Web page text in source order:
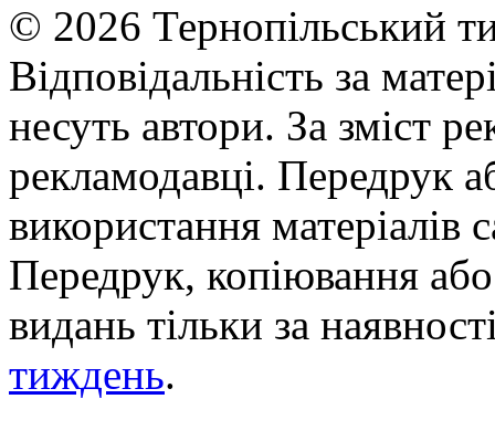
© 2026 Тернопільський
Відповідальність за
несуть автори. За зміст
рекламодавці. Передрук
використання матеріалів
Передрук, копіювання
видань тільки за
тиждень.